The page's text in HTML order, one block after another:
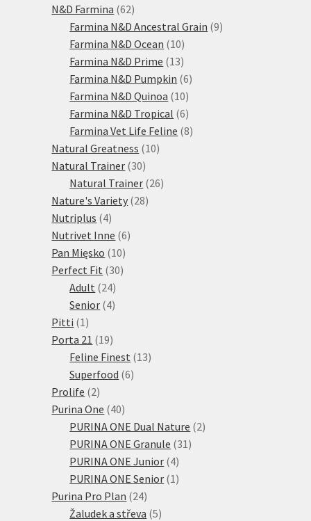
produktů
N&D Farmina 6262
produktů
Farmina N&D Ancestral Grain 99
Farmina N&D Ocean 1010
produktů
Farmina N&D Prime 1313
produktů
Farmina N&D Pumpkin 66
Farmina N&D Quinoa 1010
produktů
Farmina N&D Tropical 66
produktů
Farmina Vet Life Feline 88
Natural Greatness 1010
Natural Trainer 3030
produktů
Natural Trainer 2626
Nature's Variety 2828
Nutriplus 44
produkty
Nutrivet Inne 66
Pan Mięsko 1010
produktů
Perfect Fit 3030
Adult 2424
produktů
Senior 44
Pitti 1 1
produkt
Porta 21 1919
produktů
Feline Finest 1313
Superfood 66
Prolife 22
produkty
Purina One 4040
produktů
PURINA ONE Dual Nature 22
PURINA ONE Granule 31 31
PURINA ONE Junior 44
produkty
PURINA ONE Senior 1 1
Purina Pro Plan 2424
produktů
Žaludek a střeva 55